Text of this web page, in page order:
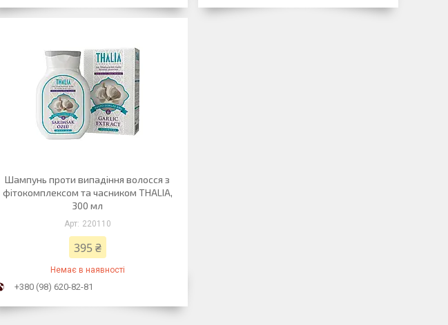
Шампунь проти випадіння волосся з
фітокомплексом та часником THALIA,
300 мл
220110
395 ₴
Немає в наявності
+380 (98) 620-82-81